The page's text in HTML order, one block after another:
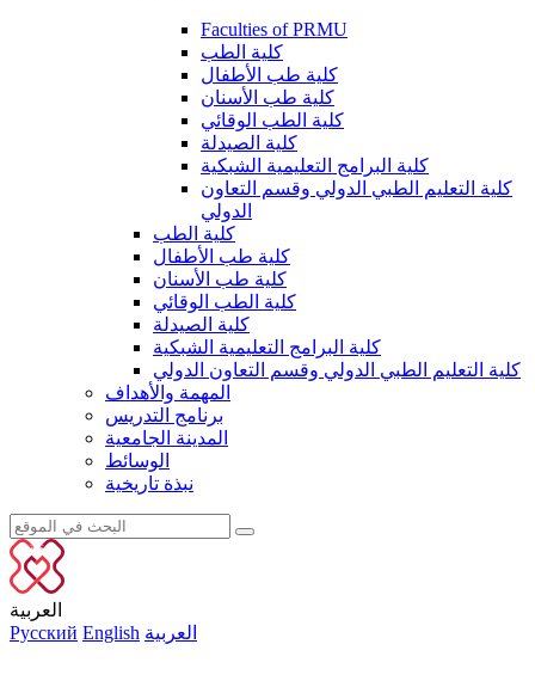
Faculties of PRMU
كلية الطب
كلية طب الأطفال
كلية طب الأسنان
كلية الطب الوقائي
كلية الصيدلة
كلية البرامج التعليمية الشبكية
كلية التعليم الطبي الدولي وقسم التعاون
الدولي
كلية الطب
كلية طب الأطفال
كلية طب الأسنان
كلية الطب الوقائي
كلية الصيدلة
كلية البرامج التعليمية الشبكية
كلية التعليم الطبي الدولي وقسم التعاون الدولي
المهمة والأهداف
برنامج التدريس
المدينة الجامعية
الوسائط
نبذة تاريخية
العربية
Русский English العربية